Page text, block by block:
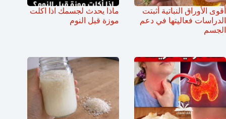
أقوى الأوراق النباتية أثبتت
الدراسات فعاليتها في دعم
الجسم
ماذا يحدث لجسمك اذا اكلت
موزة قبل النوم